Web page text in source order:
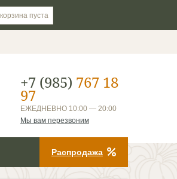
+7 (985) 767 18
97
ЕЖЕДНЕВНО 10:00 — 20:00
Мы вам перезвоним
Распродажа
пуста